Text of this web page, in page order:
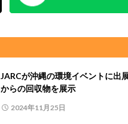
JARCが沖縄の環境イベントに
からの回収物を展示
2024年11月25日